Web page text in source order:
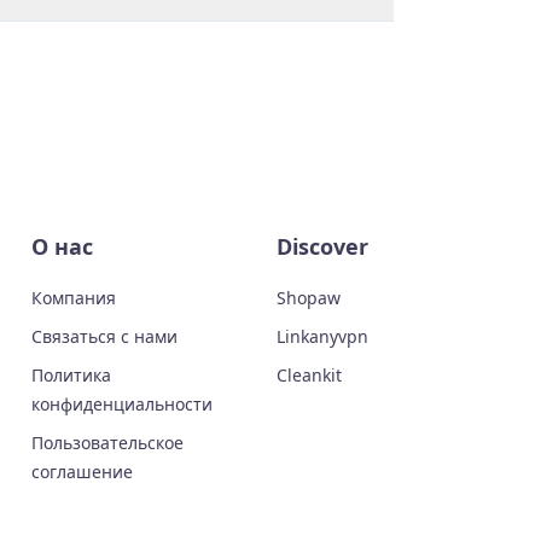
О нас
Компания
Связаться с нами
Политика
конфиденциальности
Пользовательское
соглашение
Discover
Shopaw
Linkanyvpn
Cleankit